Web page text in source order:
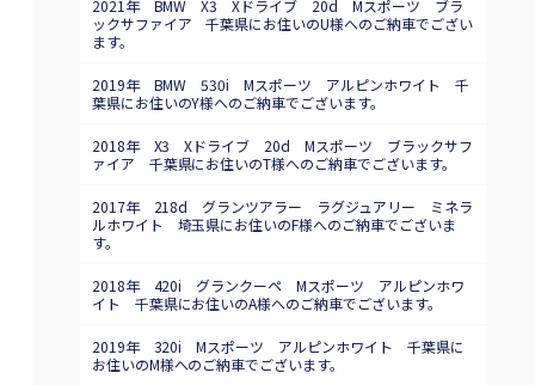
2021年 BMW X3 Xドライブ 20d Mスポーツ ブラ
ックサファイア 千葉県にお住いのU様へのご納車でござい
ます。
2019年 BMW 530i Mスポーツ アルピンホワイト 千
葉県にお住いのY様へのご納車でございます。
2018年 X3 Xドライブ 20d Mスポーツ ブラックサフ
ァイア 千葉県にお住いのT様へのご納車でございます。
2017年 218d グランツアラー ラグジュアリー ミネラ
ルホワイト 埼玉県にお住いのF様へのご納車でございま
す。
2018年 420i グランクーペ Mスポーツ アルピンホワ
イト 千葉県にお住いのA様へのご納車でございます。
2019年 320i Mスポーツ アルピンホワイト 千葉県に
お住いのM様へのご納車でございます。